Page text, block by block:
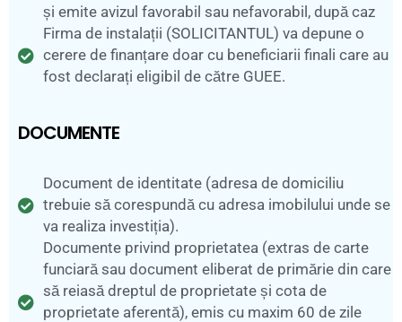
și emite avizul favorabil sau nefavorabil, după caz
Firma de instalații (SOLICITANTUL) va depune o
cerere de finanțare doar cu beneficiarii finali care au
fost declarați eligibil de către GUEE.
DOCUMENTE
Document de identitate (adresa de domiciliu
trebuie să corespundă cu adresa imobilului unde se
va realiza investiția).
Documente privind proprietatea (extras de carte
funciară sau document eliberat de primărie din care
să reiasă dreptul de proprietate și cota de
proprietate aferentă), emis cu maxim 60 de zile